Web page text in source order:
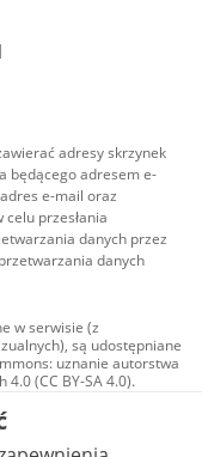
adresy skrzynek
będącego adresem e-
e-mail oraz
przesłania
danych przez
danych
w serwisie (z
są udostępniane
uznanie autorstwa
(CC BY-SA 4.0).
zdjęcia, materiały
na licencji typu
autorstwa użycie
zależnych 4.0 (CC BY-